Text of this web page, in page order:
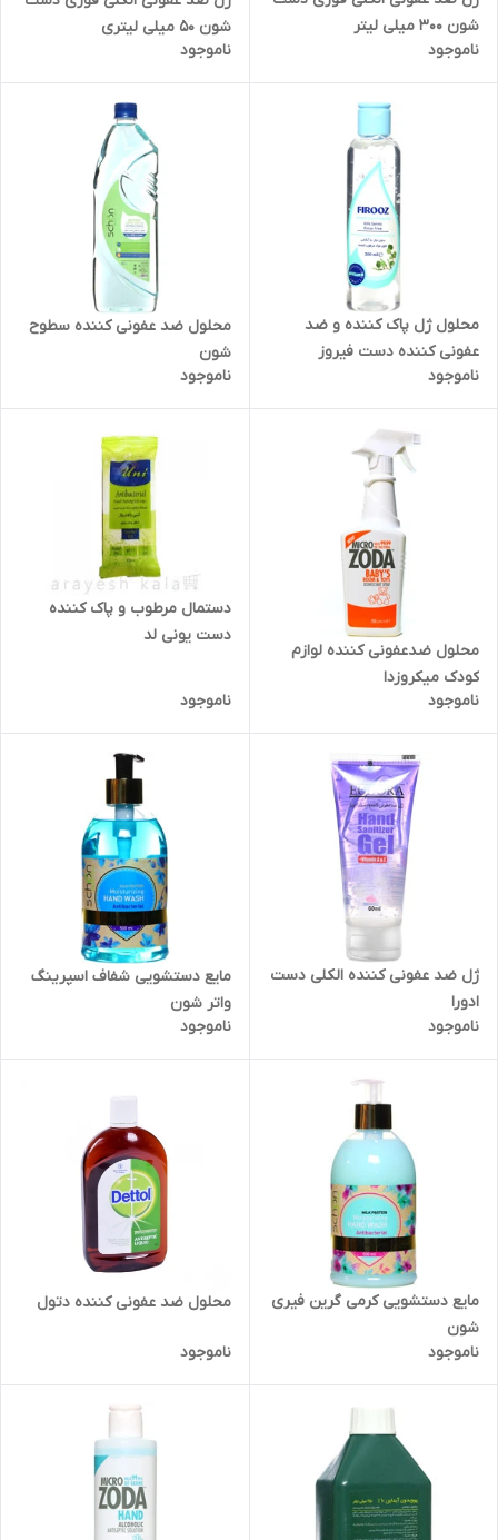
شون 300 میلی لیتر
ناموجود
شون 50 میلی لیتری
ناموجود
محلول ژل پاک کننده و ضد
عفونی کننده دست فیروز
ناموجود
محلول ضد عفونی کننده سطوح
شون
ناموجود
محلول ضدعفونی کننده لوازم
کودک میکروزدا
ناموجود
دستمال مرطوب و پاک کننده
دست یونی لد
ناموجود
ژل ضد عفونی کننده الکلی دست
ادورا
ناموجود
مایع دستشویی شفاف اسپرینگ
واتر شون
ناموجود
مایع دستشویی کرمی گرین فیری
شون
ناموجود
محلول ضد عفونی کننده دتول
ناموجود